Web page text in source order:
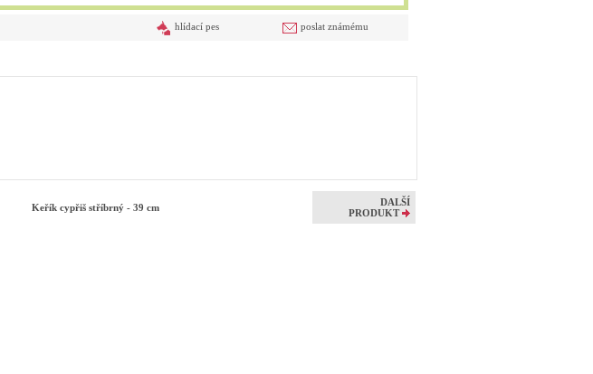
poslat známému
hlídací pes
Keřík cypřiš stříbrný - 39 cm
DALŠÍ
PRODUKT